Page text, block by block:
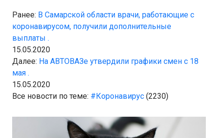
Ранее: В Самарской области врачи, работающие с
коронавирусом, получили дополнительные
выплаты .
15.05.2020
Далее: На АВТОВАЗе утвердили графики смен с 18
мая .
15.05.2020
Все новости по теме: #Коронавирус (2230)